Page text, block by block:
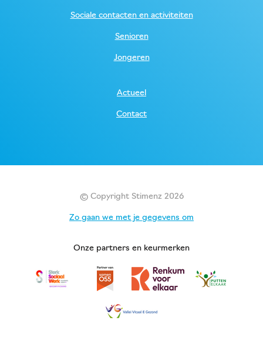
Sociale contacten en activiteiten
Senioren
Jongeren
Actueel
Contact
© Copyright Stimenz 2026
Zo gaan we met je gegevens om
Onze partners en keurmerken